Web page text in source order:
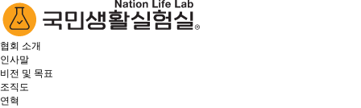
협회 소개
인사말
비전 및 목표
조직도
연혁